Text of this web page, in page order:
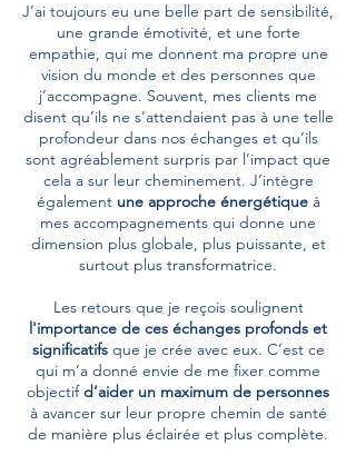
J’ai toujours eu une belle part de sensibilité,
une grande émotivité, et une forte
empathie, qui me donnent ma propre une
vision du monde et des personnes que
j’accompagne. Souvent, mes clients me
disent qu’ils ne s’attendaient pas à une telle
profondeur dans nos échanges et qu’ils
sont agréablement surpris par l’impact que
cela a sur leur cheminement. J’intègre
également une approche énergétiqueà
mes accompagnements qui donne une
dimension plus globale, plus puissante, et
surtout plus transformatrice.
Les retours que je reçois soulignent
l'importance de ces échanges profonds et
significatifsque je crée avec eux. C’est ce
qui m’a donné envie de me fixer comme
objectifd’aider un maximum de personnes
à avancer sur leur propre chemin de santé
de manière plus éclairée et plus complète.